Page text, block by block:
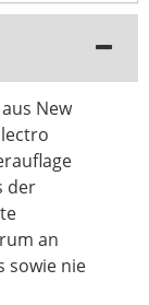
New
der
an
sowie nie